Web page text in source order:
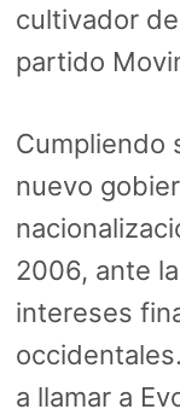
cultivador
partido
Cumpliendo
nuevo
2006, ante
intereses
a llamar a